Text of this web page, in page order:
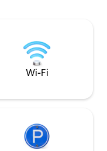
し
体
ファイヤーピット
た各ベッドルーム
ーリングファンが
Wi-Fi